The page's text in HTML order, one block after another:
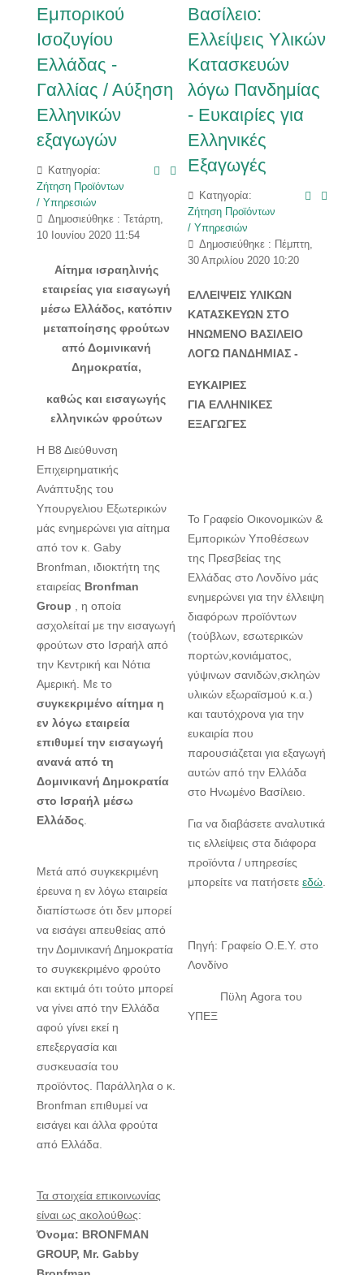
Εμπορικού
Ισοζυγίου
Ελλάδας -
Γαλλίας / Αύξηση
Ελληνικών
εξαγωγών
Κατηγορία:
Ζήτηση Προϊόντων
/ Υπηρεσιών
Δημοσιεύθηκε : Τετάρτη,
10 Ιουνίου 2020 11:54
Αίτημα ισραηλινής
εταιρείας για εισαγωγή
μέσω Ελλάδος, κατόπιν
μεταποίησης φρούτων
από Δομινικανή
Δημοκρατία,
καθώς και εισαγωγής
ελληνικών φρούτων
H Β8 Διεύθυνση
Επιχειρηματικής
Ανάπτυξης του
Υπουργελιου Εξωτερικών
μάς ενημερώνει για αίτημα
από τον κ. Gaby
Bronfman, ιδιοκτήτη της
εταιρείας Bronfman
Group , η οποία
ασχολείταί με την εισαγωγή
φρούτων στο Ισραήλ από
την Κεντρική και Νότια
Αμερική. Με το
συγκεκριμένο αίτημα η
εν λόγω εταιρεία
επιθυμεί την εισαγωγή
ανανά από τη
Δομινικανή Δημοκρατία
στο Ισραήλ μέσω
Ελλάδος.
Μετά από συγκεκριμένη
έρευνα η εν λόγω εταιρεία
διαπίστωσε ότι δεν μπορεί
να εισάγει απευθείας από
την Δομινικανή Δημοκρατία
το συγκεκριμένο φρούτο
και εκτιμά ότι τούτο μπορεί
να γίνει από την Ελλάδα
αφού γίνει εκεί η
επεξεργασία και
συσκευασία του
προϊόντος. Παράλληλα ο κ.
Bronfman επιθυμεί να
εισάγει και άλλα φρούτα
από Ελλάδα.
Τα στοιχεία επικοινωνίας
είναι ως ακολούθως:
Όνομα: BRONFMAN
GROUP, Mr. Gabby
Βασίλειο:
Ελλείψεις Υλικών
Κατασκευών
λόγω Πανδημίας
- Ευκαιρίες για
Ελληνικές
Εξαγωγές
Κατηγορία:
Ζήτηση Προϊόντων
/ Υπηρεσιών
Δημοσιεύθηκε : Πέμπτη,
30 Απριλίου 2020 10:20
ΕΛΛΕΙΨΕΙΣ ΥΛΙΚΩΝ
ΚΑΤΑΣΚΕΥΩΝ ΣΤΟ
ΗΝΩΜΕΝΟ ΒΑΣΙΛΕΙΟ
ΛΟΓΩ ΠΑΝΔΗΜΙΑΣ -
ΕΥΚΑΙΡΙΕΣ
ΓΙΑ ΕΛΛΗΝΙΚΕΣ
ΕΞΑΓΩΓΕΣ
Το Γραφείο Οικονομικών &
Εμπορικών Υποθέσεων
της Πρεσβείας της
Ελλάδας στο Λονδίνο μάς
ενημερώνει για την έλλειψη
διαφόρων προϊόντων
(τούβλων, εσωτερικών
πορτών,κονιάματος,
γύψινων σανιδών,σκληών
υλικών εξωραϊσμού κ.α.)
και ταυτόχρονα για την
ευκαιρία που
παρουσιάζεται για εξαγωγή
αυτών από την Ελλάδα
στο Ηνωμένο Βασίλειο.
Για να διαβάσετε αναλυτικά
τις ελλείψεις στα διάφορα
προϊόντα / υπηρεσίες
μπορείτε να πατήσετεεδώ.
Πηγή: Γραφείο Ο.Ε.Υ. στο
Λονδίνο
Πϋλη Agora του
ΥΠΕΞ